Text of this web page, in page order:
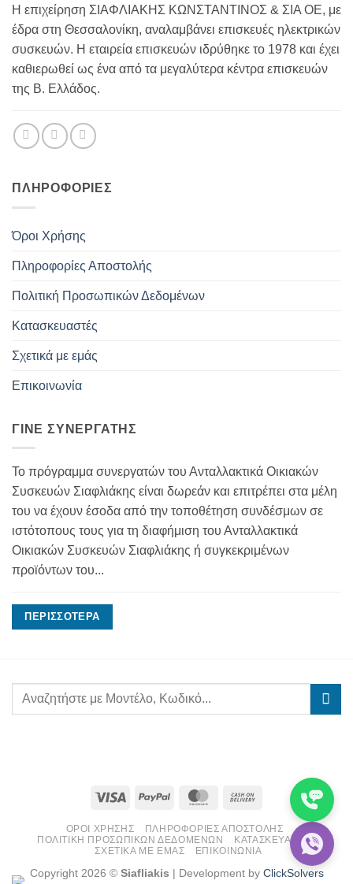
Η επιχείρηση ΣΙΑΦΛΙΑΚΗΣ ΚΩΝΣΤΑΝΤΙΝΟΣ & ΣΙΑ ΟΕ, με
έδρα στη Θεσσαλονίκη, αναλαμβάνει επισκευές ηλεκτρικών
συσκευών. Η εταιρεία επισκευών ιδρύθηκε το 1978 και έχει
καθιερωθεί ως ένα από τα μεγαλύτερα κέντρα επισκευών
της Β. Ελλάδος.
ΠΛΗΡΟΦΟΡΊΕΣ
Όροι Χρήσης
Πληροφορίες Αποστολής
Πολιτική Προσωπικών Δεδομένων
Κατασκευαστές
Σχετικά με εμάς
Επικοινωνία
ΓΊΝΕ ΣΥΝΕΡΓΆΤΗΣ
Το πρόγραμμα συνεργατών του Ανταλλακτικά Οικιακών
Συσκευών Σιαφλιάκης είναι δωρεάν και επιτρέπει στα μέλη
του να έχουν έσοδα από την τοποθέτηση συνδέσμων σε
ιστότοπους τους για τη διαφήμιση του Ανταλλακτικά
Οικιακών Συσκευών Σιαφλιάκης ή συγκεκριμένων
προϊόντων του...
ΠΕΡΙΣΣΌΤΕΡΑ
Visa PayPal MasterCard
Delivery
ΌΡΟΙ ΧΡΉΣΗΣ
ΠΛΗΡΟΦΟΡΊΕΣ ΑΠΟΣΤΟΛΉΣ
ΠΟΛΙΤΙΚΉ ΠΡΟΣΩΠΙΚΏΝ ΔΕΔΟΜΈΝΩΝ
ΚΑΤΑΣΚΕΥΑΣΤΈΣ
ΣΧΕΤΙΚΆ ΜΕ ΕΜΆΣ
ΕΠΙΚΟΙΝΩΝΊΑ
Copyright 2026 © Siafliakis | Development by ClickSolvers